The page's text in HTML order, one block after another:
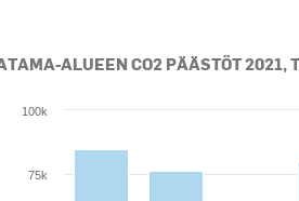
ALUEEN CO2 PÄÄSTÖT 2021,
chart with 4 data series.
75k
100k